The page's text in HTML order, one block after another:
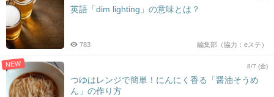
英語「dim lighting」の意味とは？
編集部（協力：eステ）
783
NEW 8/7 (金)
つゆはレンジで簡単！にんにく香る「醤油そうめ
ん」の作り方